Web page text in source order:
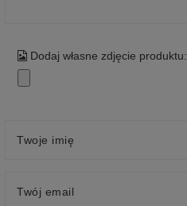
Dodaj własne zdjęcie produktu:
Twoje imię
Twój email